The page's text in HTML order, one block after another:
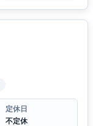
定休日
不定休